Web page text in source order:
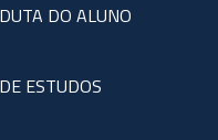
DO ALUNO
ESTUDOS